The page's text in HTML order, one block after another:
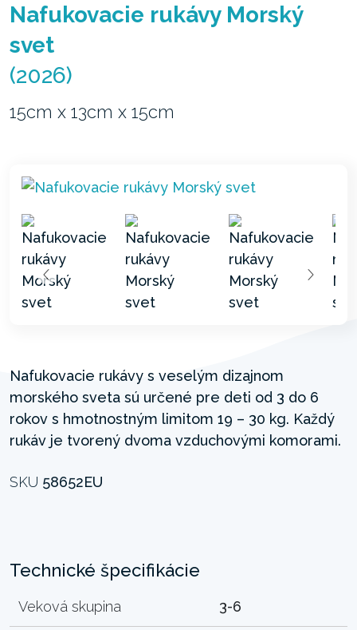
Nafukovacie rukávy Morský
svet
(2026)
15cm x 13cm x 15cm
Nafukovacie rukávy s veselým dizajnom
morského sveta sú určené pre deti od 3 do 6
rokov s hmotnostným limitom 19 – 30 kg. Každý
rukáv je tvorený dvoma vzduchovými komorami.
SKU 58652EU
Technické špecifikácie
Veková skupina 3-6